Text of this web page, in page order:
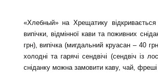
«Хлебный» на Хрещатику
випічки, відмінної кави та поживних
грн), випічка (мигдальний круасан – 40
холодні та гарячі сендвічі (сендвіч із
сніданку можна замовити каву, чай, фреші